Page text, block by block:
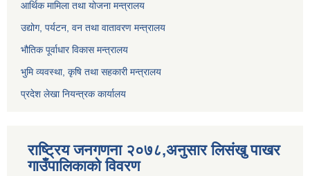
आर्थिक मामिला तथा योजना मन्त्रालय
उद्योग, पर्यटन, वन तथा वातावरण मन्त्रालय
भौतिक पूर्वाधार विकास मन्त्रालय
भुमि व्यवस्था, कृषि तथा सहकारी मन्त्रालय
प्रदेश लेखा नियन्त्रक कार्यालय
राष्ट्रिय जनगणना २०७८,अनुसार लिसंखु पाखर
गाउँपालिकाको विवरण